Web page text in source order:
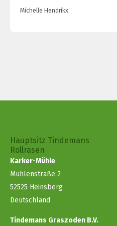
Michelle Hendrikx
Hauptsitz Tindemans
Rollrasen
Karker-Mühle
Mühlenstraße 2
52525 Heinsberg
Deutschland
Tindemans Graszoden B.V.